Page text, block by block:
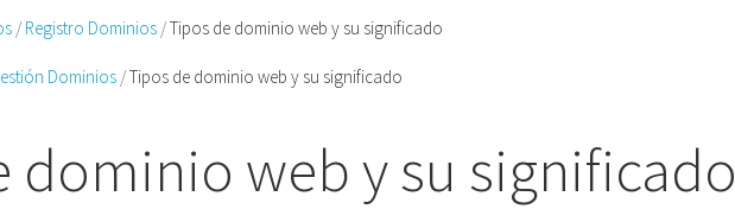
Registro Dominios Tipos de dominio web y su significado
Dominios Tipos de dominio web y su significado
dominio web y su significado